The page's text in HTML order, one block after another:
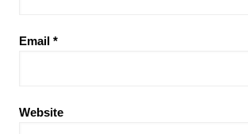
Email *
Website